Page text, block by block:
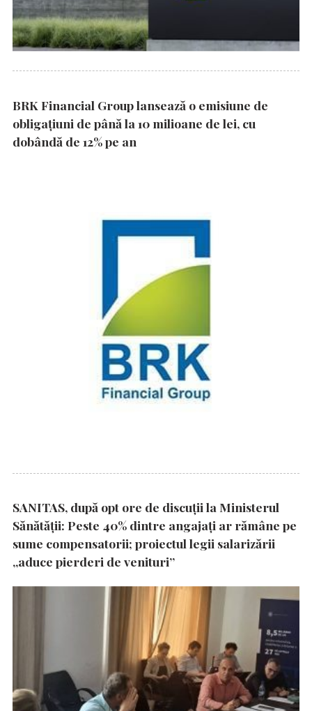
BRK Financial Group lansează o emisiune de
obligațiuni de până la 10 milioane de lei, cu
dobândă de 12% pe an
SANITAS, după opt ore de discuții la Ministerul
Sănătății: Peste 40% dintre angajați ar rămâne pe
sume compensatorii; proiectul legii salarizării
„aduce pierderi de venituri”